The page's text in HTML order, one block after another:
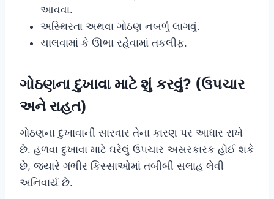
આવવા.
અસ્થિરતા અથવા ગોઠણ નબળું લાગવું.
ચાલવામાં કે ઊભા રહેવામાં તકલીફ.
ગોઠણના દુખાવા માટે શું કરવું? (ઉપચાર
અને રાહત)
ગોઠણના દુખાવાની સારવાર તેના કારણ પર આધાર રાખે
છે. હળવા દુખાવા માટે ઘરેલું ઉપચાર અસરકારક હોઈ શકે
છે, જ્યારે ગંભીર કિસ્સાઓમાં તબીબી સલાહ લેવી
અનિવાર્ય છે.